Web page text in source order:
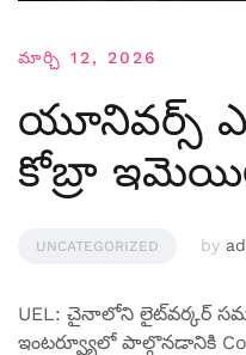
మార్చి 12, 2026
యూనివర్స్
కోబ్రా
UNCATEGORIZED by
UEL: చైనాలోని లైట్‌వర్కర్
ఇంటర్వ్యూలో పాల్గొనడానికి